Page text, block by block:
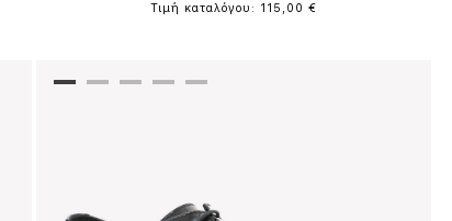
Τιμή καταλόγου: 115,00 €